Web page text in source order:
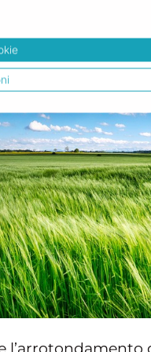
l’arrotondamento